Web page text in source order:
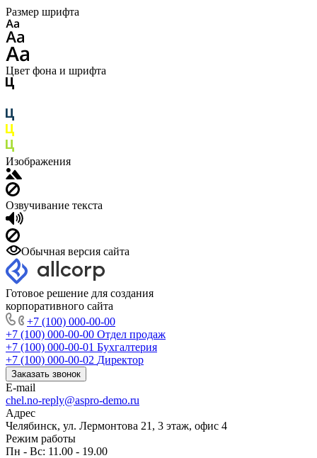
Размер шрифта
Цвет фона и шрифта
Изображения
Озвучивание текста
Обычная версия сайта
Готовое решение для создания
корпоративного сайта
+7 (100) 000-00-00
+7 (100) 000-00-00 Отдел продаж
+7 (100) 000-00-01 Бухгалтерия
+7 (100) 000-00-02 Директор
Заказать звонок
E-mail
chel.no-reply@aspro-demo.ru
Адрес
Челябинск, ул. Лермонтова 21, 3 этаж, офис 4
Режим работы
Пн - Вс: 11.00 - 19.00